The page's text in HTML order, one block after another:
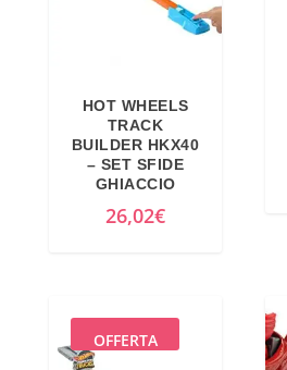
HOT WHEELS
TRACK
BUILDER HKX40
– SET SFIDE
GHIACCIO
26,02€
OFFERTA